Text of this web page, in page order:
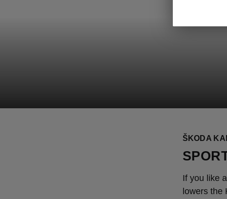
ŠKODA
If you like
lowers the